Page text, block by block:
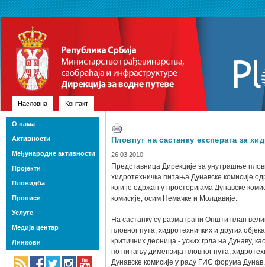
Насловна Контакт
Пловпут на састанку експерата за
26.03.2010.
Представница Дирекције за унутрашње
хидротехничка питања Дунавске комисије
који је одржан у просторијама Дунавске
комисије, осим Немачке и Молдавије.
На састанку су разматрани Општи план
пловног пута, хидротехничких и других
критичних деоница - уских грла на Дунаву,
по питању димензија пловног пута,
Дунавске комисије у раду ГИС форума
О нама
Активности
Међународне активности
Пројекти
Пловидба
Прописи
Услуге
Медија центар
Линкови